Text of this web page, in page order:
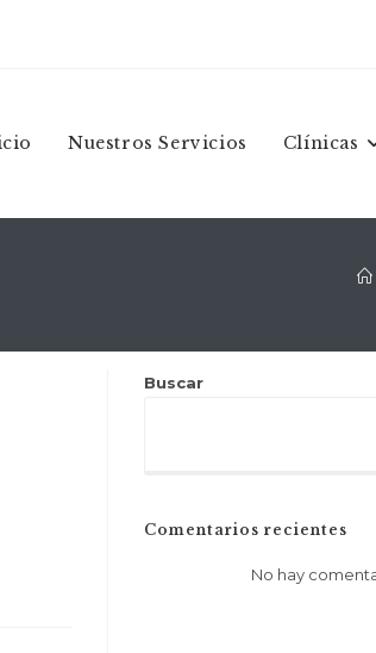
Nuestros Servicios Clínicas
Buscar
Comentarios recientes
No hay